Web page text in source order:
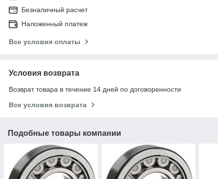
Безналичный расчет
Наложенный платеж
Все условия оплаты
Условия возврата
Возврат товара в течение 14 дней по договоренности
Все условия возврата
Подобные товары компании